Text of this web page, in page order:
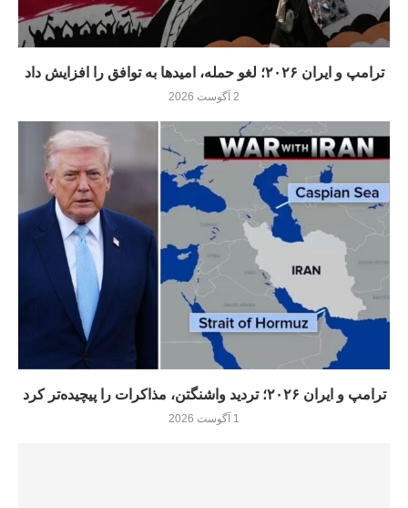
ترامپ و ایران ۲۰۲۶؛ لغو حمله، امیدها به توافق را افزایش داد
2 آگوست 2026
ترامپ و ایران ۲۰۲۶؛ تردید واشنگتن، مذاکرات را پیچیده‌تر کرد
1 آگوست 2026